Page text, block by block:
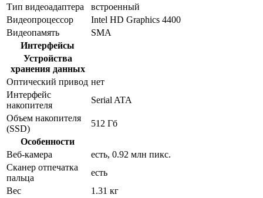
Тип видеоадаптера
встроенный
Видеопроцессор
Intel HD Graphics 4400
Видеопамять
SMA
Интерфейсы
Устройства
хранения данных
Оптический привод нет
Интерфейс
накопителя
Serial ATA
Объем накопителя
(SSD)
512 Гб
Особенности
Веб-камера
есть, 0.92 млн пикс.
Сканер отпечатка
пальца
есть
Вес
1.31 кг